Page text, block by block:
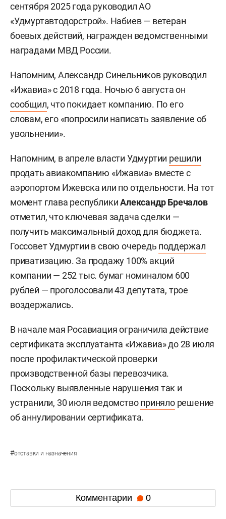
сентября 2025 года руководил АО
«Удмуртавтодорстрой». Набиев — ветеран
боевых действий, награжден ведомственными
наградами МВД России.
Напомним, Александр Синельников руководил
«Ижавиа» с 2018 года. Ночью 6 августа он
сообщил, что покидает компанию. По его
словам, его «попросили написать заявление об
увольнении».
Напомним, в апреле власти Удмуртии решили
продать авиакомпанию «Ижавиа» вместе с
аэропортом Ижевска или по отдельности. На тот
момент глава республикиАлександр Бречалов
отметил, что ключевая задача сделки —
получить максимальный доход для бюджета.
Госсовет Удмуртии в свою очередь поддержал
приватизацию. За продажу 100% акций
компании — 252 тыс. бумаг номиналом 600
рублей — проголосовали 43 депутата, трое
воздержались.
В начале мая Росавиация ограничила действие
сертификата эксплуатанта «Ижавиа» до 28 июля
после профилактической проверки
производственной базы перевозчика.
Поскольку выявленные нарушения так и
устранили, 30 июля ведомствопринялорешение
об аннулировании сертификата.
#отставки и назначения
Комментарии 0